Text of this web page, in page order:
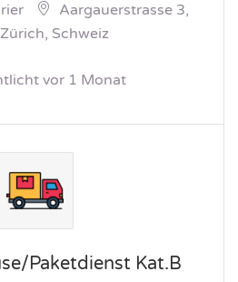
Aargauerstrasse 3,
Schweiz
vor 1 Monat
Paketdienst Kat.B